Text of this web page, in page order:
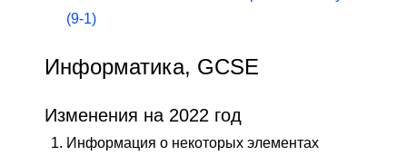
(9-1)
Информатика, GCSE
Изменения на 2022 год
Информация о некоторых элементах